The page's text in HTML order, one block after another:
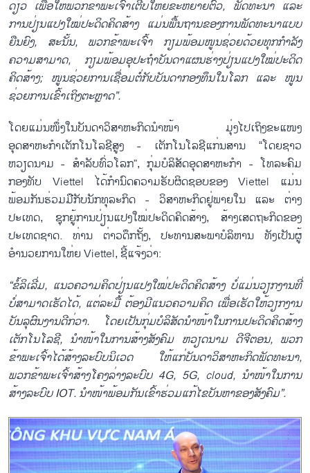
ດຽວ ເພື່ອໃຫ້ພວກຂ້າພະເຈົ້າເຕີບໃຫຍ່ຂະຫຍາຍຕົວ, ພັດທະນາ ແລະ
ການປ່ຽນແປງໃໝ່ປະດິດຄິດສ້າງ ແມ່ນພື້ນຖານຂອງການພັດທະນາແບບ
ຍືນຍົງ, ສະນັ້ນ, ພວກຂ້າພະເຈົ້າ ກຽມພ້ອມໜູນຊ່ວຍດ້ວຍທຸກກຳລັງ
ຄວາມສາມາດ, ກຽມພ້ອມອຸປະຖຳບັນດາແຜນຮ່າງປ່ຽນແປງໃໝ່ປະດິດ
ຄິດສ້າງ; ໜູນຊ່ວຍການເຊື່ອມຕໍ່ກັບບັນດາກອງທຶນໃນໂລກ ແລະ ໜູນ
ຊ່ວຍການເຂົ້າເຖິງຕະຫຼາດ”.
ໂດຍແມ່ນໜຶ່ງໃນບັນດາວິສາຫະກິດນຳໜ້າ ມຸ່ງໄປເຖິງຂະແໜງ
ອຸດສາຫະກຳເຕັກໂນໂລຊີສູງ - ເຕັກໂນໂລຊີແກ່ນສານ “ໂດຍຊາວ
ຫວຽດນາມ - ສຳລັບທົ່ວໂລກ”, ກຸ່ມບໍລິສັດອຸດສາຫະກຳ - ໂທລະຄົມ
ກອງທັບ Viettel ໄດ້ກຳນົດຄວາມຮັບຜິດຊອບຂອງ Viettel ແມ່ນ
ພ້ອມກັນຮ່ວມມືກັບນັກທຸລະກິດ - ວິສາຫະກິດຢູ່ພາຍໃນ ແລະ ຕ່າງ
ປະເທດ, ຊຸກຍູ້ການປ່ຽນແປງໃໝ່ປະດິດຄິດສ້າງ, ສ້າງເສດຖະກິດຂອງ
ປະເທດຊາດ. ທ່ານ ຕ່າວດຶກຖັ້ງ, ປະທານສະພາບໍລິຫານ ທັງເປັນຜູ້
ອຳນວຍການໃຫ່ຍ Viettel, ຊີ້ແຈ້ງວ່າ:
“ຂໍ້ລິເລີ່ມ, ແນວຄວາມຄິດປ່ຽນແປງໃໝ່ປະດິດຄິດສ້າງ ບໍ່ແມ່ນວຽກງານທີ່
ບໍ່ສາມາດເຮັດໄດ້, ແຕ່ລະມື້ຕ້ອງມີແນວຄວາມຄິດ ເພື່ອເຮັດໃຫ້ວຽກງານ
ບັນລຸຜົນງານດີກ່ວາ. ໂດຍເປັນກຸ່ມບໍລິສັດນຳໜ້າໃນການປະດິດຄິດສ້າງ
ເຕັກໂນໂລຊີ, ນຳໜ້າໃນການສ້າງສັງຄົມ ຫວຽດນາມ ດີຈີຕອນ, ພວກ
ຂ້າພະເຈົ້າໄດ້ສ້າງລະບົບນິເວດ ໃຫ້ແກ່ບັນດາວິສາຫະກິດພັດທະນາ,
ພວກຂ້າພະເຈົ້າສ້າງໂຄງລ່າງລະບົບ4G, 5G, cloud, ນຳໜ້າໃນການ
ສ້າງລະບົບIOT. ນຳໜ້າພ້ອມກັນເຂົ້າຮ່ວມແກ້ໄຂບັນຫາຂອງສັງຄົມ”.